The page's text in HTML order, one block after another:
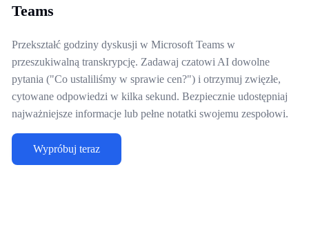
Teams
Przekształć godziny dyskusji w Microsoft Teams w
przeszukiwalną transkrypcję. Zadawaj czatowi AI dowolne
pytania ("Co ustaliliśmy w sprawie cen?") i otrzymuj zwięzłe,
cytowane odpowiedzi w kilka sekund. Bezpiecznie udostępniaj
najważniejsze informacje lub pełne notatki swojemu zespołowi.
Wypróbuj teraz